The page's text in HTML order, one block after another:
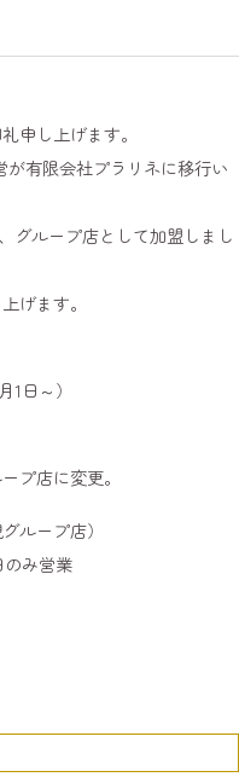
申し上げます。
が有限会社プラリネに移行い
グループ店として加盟しまし
げます。
日～）
プ店に変更。
ループ店）
み営業